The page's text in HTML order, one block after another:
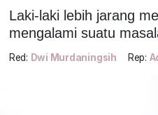
Laki-laki lebih jarang
mengalami suatu
Red: Dwi Murdaningsih Rep: